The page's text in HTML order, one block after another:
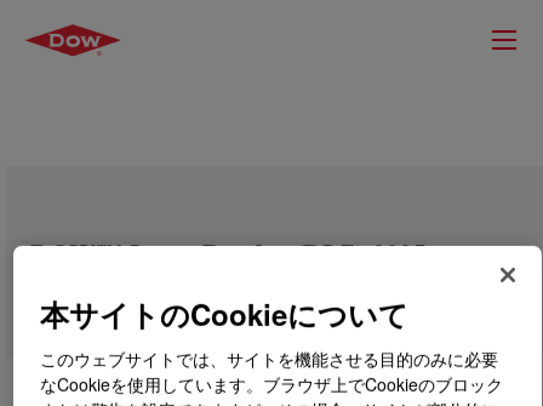
DOW™ Latex Powder (DLP) 2025
本サイトのCookieについて
このウェブサイトでは、サイトを機能させる目的のみに必要
なCookieを使用しています。ブラウザ上でCookieのブロック